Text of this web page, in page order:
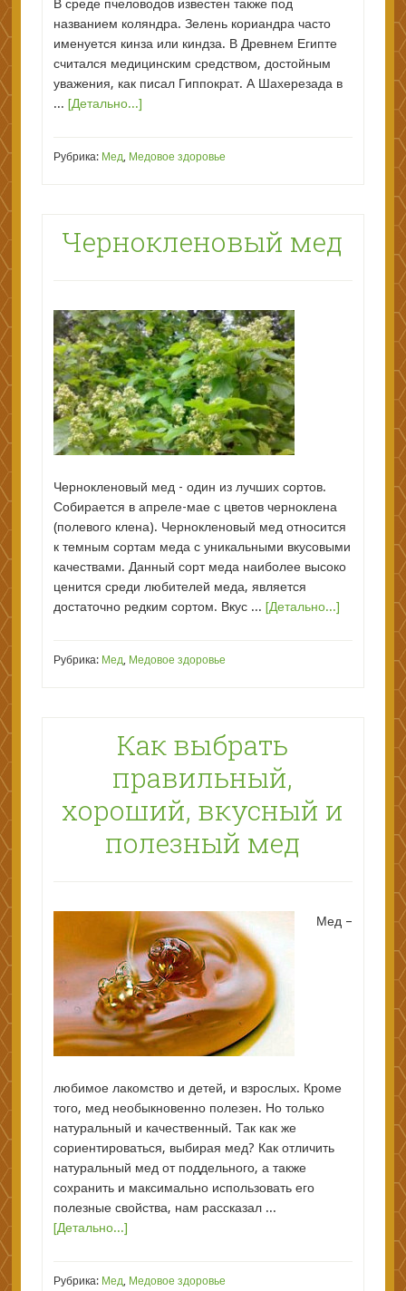
В среде пчеловодов известен также под
названием коляндра. Зелень кориандра часто
именуется кинза или киндза. В Древнем Египте
считался медицинским средством, достойным
уважения, как писал Гиппократ. А Шахерезада в
... [Детально...]
Рубрика: Мед, Медовое здоровье
Чернокленовый мед
Чернокленовый мед - один из лучших сортов.
Собирается в апреле-мае с цветов черноклена
(полевого клена). Чернокленовый мед относится
к темным сортам меда с уникальными вкусовыми
качествами. Данный сорт меда наиболее высоко
ценится среди любителей меда, является
достаточно редким сортом. Вкус ... [Детально...]
Рубрика: Мед, Медовое здоровье
Как выбрать
правильный,
хороший, вкусный и
полезный мед
Мед –
любимое лакомство и детей, и взрослых. Кроме
того, мед необыкновенно полезен. Но только
натуральный и качественный. Так как же
сориентироваться, выбирая мед? Как отличить
натуральный мед от поддельного, а также
сохранить и максимально использовать его
полезные свойства, нам рассказал ...
[Детально...]
Рубрика: Мед, Медовое здоровье